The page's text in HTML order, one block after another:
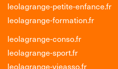
leolagrange-petite-enfance.fr
leolagrange-formation.fr
leolagrange-conso.fr
leolagrange-sport.fr
leolagrange-vieasso.fr